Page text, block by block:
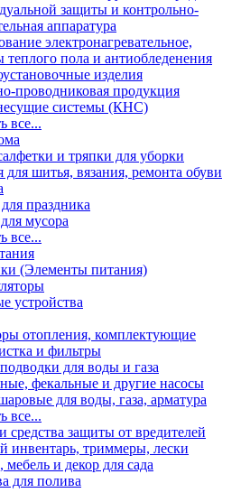
защиты и контрольно-
аппаратура
электронагревательное,
теплого пола и антиобледенения
изделия
проводниковая продукция
системы (КНС)
все...
и тряпки для уборки
для шитья, вязания, ремонта обуви
праздника
мусора
все...
(Элементы питания)
устройства
отопления, комплектующие
и фильтры
для воды и газа
фекальные и другие насосы
для воды, газа, арматура
все...
средства защиты от вредителей
инвентарь, триммеры, лески
и декор для сада
для полива